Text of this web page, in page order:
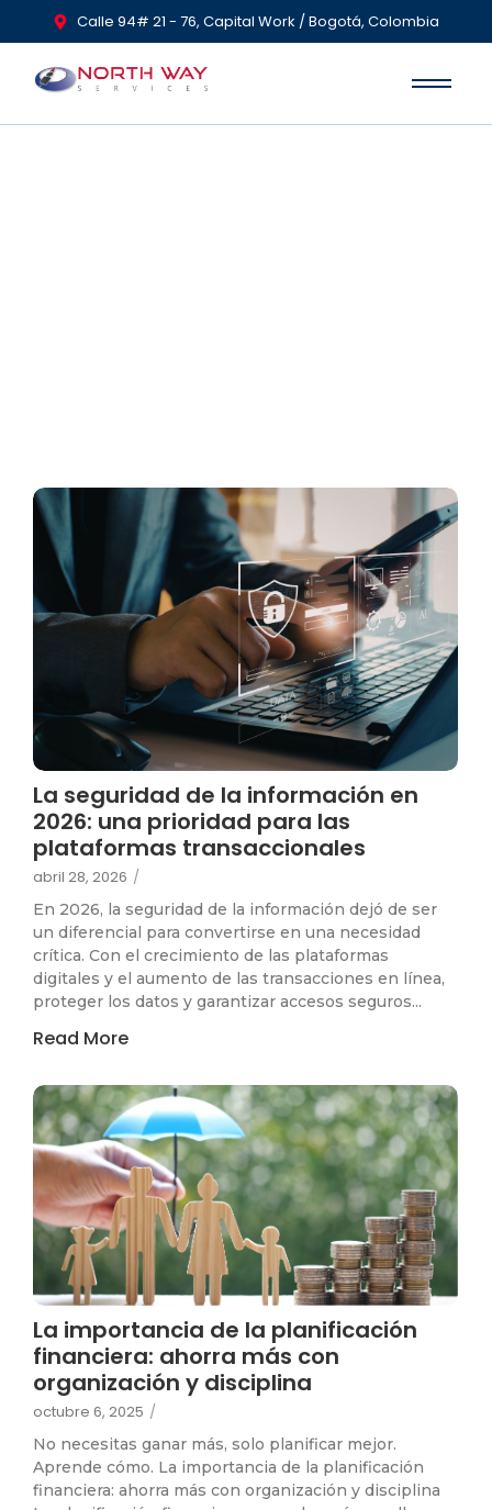
Calle 94# 21 - 76, Capital Work / Bogotá, Colombia
La seguridad de la información en
2026: una prioridad para las
plataformas transaccionales
abril 28, 2026 /
En 2026, la seguridad de la información dejó de ser
un diferencial para convertirse en una necesidad
crítica. Con el crecimiento de las plataformas
digitales y el aumento de las transacciones en línea,
proteger los datos y garantizar accesos seguros...
Read More
La importancia de la planificación
financiera: ahorra más con
organización y disciplina
octubre 6, 2025 /
No necesitas ganar más, solo planificar mejor.
Aprende cómo. La importancia de la planificación
financiera: ahorra más con organización y disciplina